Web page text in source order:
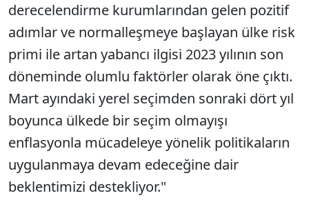
derecelendirme kurumlarından gelen pozitif
adımlar ve normalleşmeye başlayan ülke risk
primi ile artan yabancı ilgisi 2023 yılının son
döneminde olumlu faktörler olarak öne çıktı.
Mart ayındaki yerel seçimden sonraki dört yıl
boyunca ülkede bir seçim olmayışı
enflasyonla mücadeleye yönelik politikaların
uygulanmaya devam edeceğine dair
beklentimizi destekliyor."